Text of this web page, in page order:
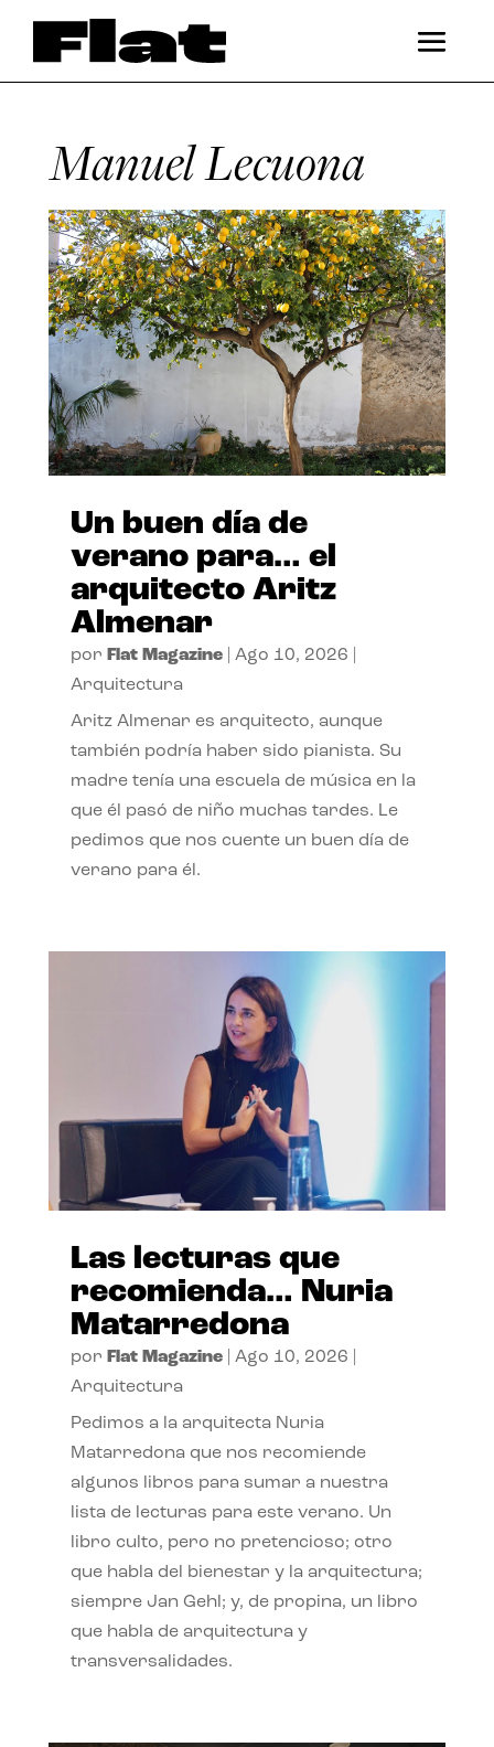
Manuel Lecuona
Un buen día de
verano para… el
arquitecto Aritz
Almenar
por Flat Magazine| Ago 10, 2026
Arquitectura
Aritz Almenar es arquitecto, aunque
también podría haber sido pianista. Su
madre tenía una escuela de música en la
que él pasó de niño muchas tardes. Le
pedimos que nos cuente un buen día de
verano para él.
Las lecturas que
recomienda… Nuria
Matarredona
por Flat Magazine| Ago 10, 2026
Arquitectura
Pedimos a la arquitecta Nuria
Matarredona que nos recomiende
algunos libros para sumar a nuestra
lista de lecturas para este verano. Un
libro culto, pero no pretencioso; otro
que habla del bienestar y la arquitectura;
siempre Jan Gehl; y, de propina, un libro
que habla de arquitectura y
transversalidades.